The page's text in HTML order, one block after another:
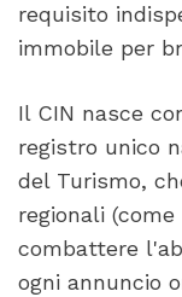
requisito
immobile per
Il CIN nasce
registro unico
del Turismo,
regionali
combattere
ogni annuncio